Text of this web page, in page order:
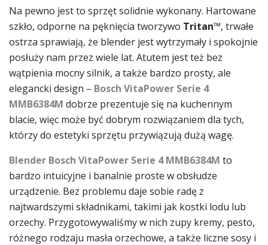
Na pewno jest to sprzęt solidnie wykonany. Hartowane
szkło, odporne na pęknięcia tworzywo Tritan™, trwałe
ostrza sprawiają, że blender jest wytrzymały i spokojnie
posłuży nam przez wiele lat. Atutem jest też bez
wątpienia mocny silnik, a także bardzo prosty, ale
elegancki design – Bosch VitaPower Serie 4
MMB6384M dobrze prezentuje się na kuchennym
blacie, więc może być dobrym rozwiązaniem dla tych,
którzy do estetyki sprzętu przywiązują dużą wagę.
Blender Bosch VitaPower Serie 4 MMB6384M to
bardzo intuicyjne i banalnie proste w obsłudze
urządzenie. Bez problemu daje sobie radę z
najtwardszymi składnikami, takimi jak kostki lodu lub
orzechy. Przygotowywaliśmy w nich zupy kremy, pesto,
różnego rodzaju masła orzechowe, a także liczne sosy i